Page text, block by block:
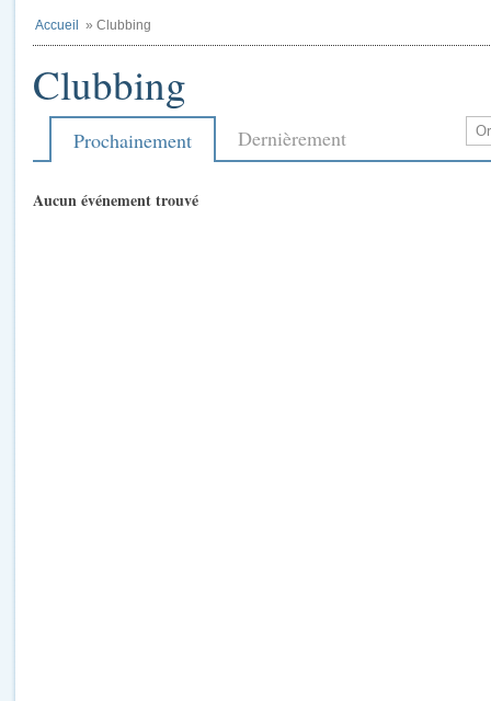
Accueil » Clubbing
Clubbing
Prochainement Dernièrement
Aucun événement trouvé